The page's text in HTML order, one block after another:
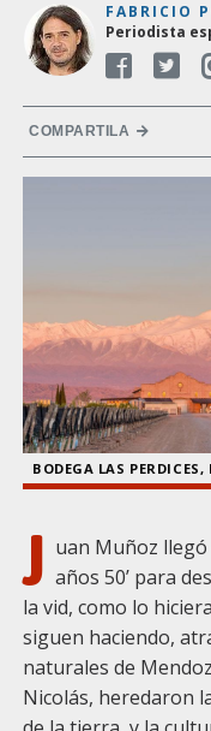
FABRICIO
Periodista
COMPARTILA
BODEGA LAS
J uan Muñoz llegó
años 50’ para
la vid, como lo
siguen haciendo,
naturales de
Nicolás, heredaron